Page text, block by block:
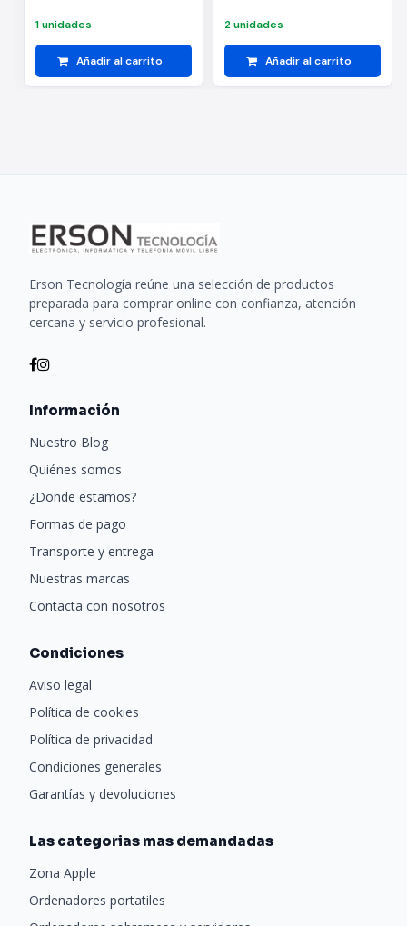
1 unidades
Añadir al carrito
2 unidades
Añadir al carrito
Erson Tecnología reúne una selección de productos
preparada para comprar online con confianza, atención
cercana y servicio profesional.
Información
Nuestro Blog
Quiénes somos
¿Donde estamos?
Formas de pago
Transporte y entrega
Nuestras marcas
Contacta con nosotros
Condiciones
Aviso legal
Política de cookies
Política de privacidad
Condiciones generales
Garantías y devoluciones
Las categorias mas demandadas
Zona Apple
Ordenadores portatiles